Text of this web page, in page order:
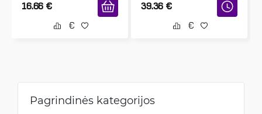
16.66 € 39.36 €
Pagrindinės kategorijos